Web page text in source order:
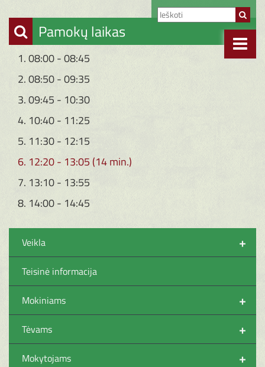
Pamokų laikas
1. 08:00 - 08:45
2. 08:50 - 09:35
3. 09:45 - 10:30
4. 10:40 - 11:25
5. 11:30 - 12:15
6. 12:20 - 13:05 (14 min.)
7. 13:10 - 13:55
8. 14:00 - 14:45
+
Veikla
Teisinė informacija
+
Mokiniams
+
Tėvams
+
Mokytojams